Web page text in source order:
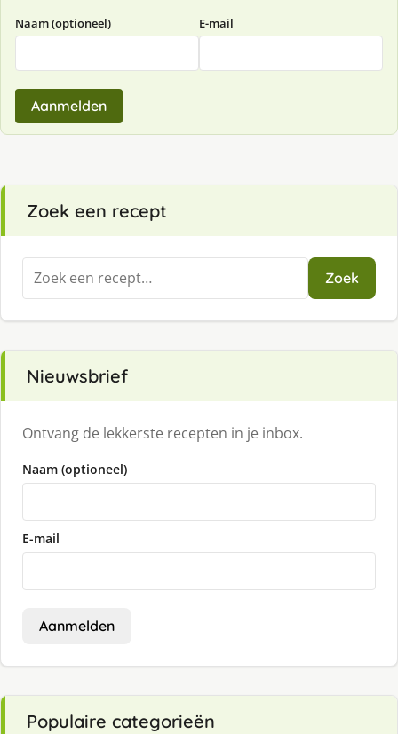
Naam (optioneel) E-mail
Aanmelden
Zoek een recept
Zoeken
naar:
Zoek
Nieuwsbrief
Ontvang de lekkerste recepten in je inbox.
Naam (optioneel)
E-mail
Aanmelden
Populaire categorieën